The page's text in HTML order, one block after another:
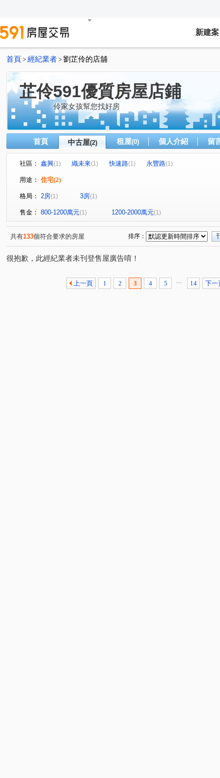
新建案
首頁 > 經紀業者 > 劉芷伶的店舖
芷伶591優質房屋店鋪
伶家女孩幫您找好房
首頁 中古屋(2) 租屋(0) 個人介紹 留
社區： 鑫興(1) 織未來(1) 快速路(1) 永豐路(1)
用途： 住宅(2)
格局： 2房(1) 3房(1)
售金： 800-1200萬元(1) 1200-2000萬元(1)
共有133個符合要求的房屋 排序：
很抱歉，此經紀業者未刊登售屋廣告唷！
上一頁 1 2 3 4 5 ... 14 下一